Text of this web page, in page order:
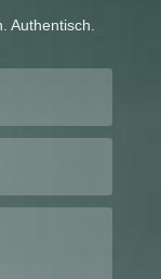
Authentisch.